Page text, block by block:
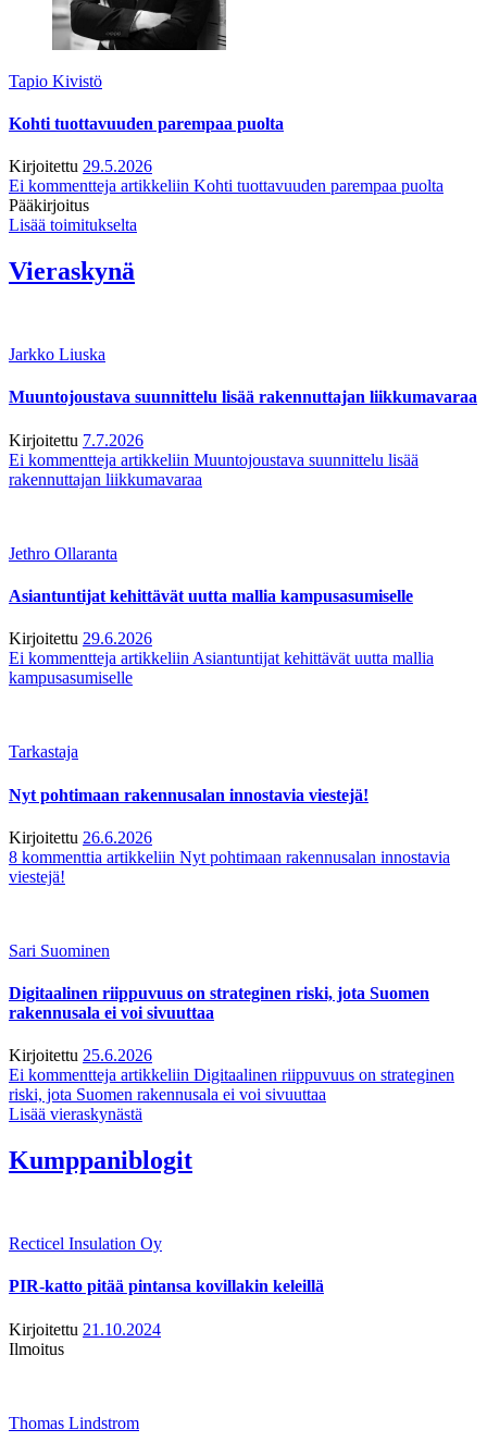
Tapio Kivistö
Kohti tuottavuuden parempaa puolta
Kirjoitettu 29.5.2026
Ei kommentteja artikkeliin Kohti tuottavuuden parempaa puolta
Pääkirjoitus
Lisää toimitukselta
Vieraskynä
Jarkko Liuska
Muuntojoustava suunnittelu lisää rakennuttajan liikkumavaraa
Kirjoitettu 7.7.2026
Ei kommentteja artikkeliin Muuntojoustava suunnittelu lisää
rakennuttajan liikkumavaraa
Jethro Ollaranta
Asiantuntijat kehittävät uutta mallia kampusasumiselle
Kirjoitettu 29.6.2026
Ei kommentteja artikkeliin Asiantuntijat kehittävät uutta mallia
kampusasumiselle
Tarkastaja
Nyt pohtimaan rakennusalan innostavia viestejä!
Kirjoitettu 26.6.2026
8 kommenttia artikkeliin Nyt pohtimaan rakennusalan innostavia
viestejä!
Sari Suominen
Digitaalinen riippuvuus on strateginen riski, jota Suomen
rakennusala ei voi sivuuttaa
Kirjoitettu 25.6.2026
Ei kommentteja artikkeliin Digitaalinen riippuvuus on strateginen
riski, jota Suomen rakennusala ei voi sivuuttaa
Lisää vieraskynästä
Kumppaniblogit
Recticel Insulation Oy
PIR-katto pitää pintansa kovillakin keleillä
Kirjoitettu 21.10.2024
Ilmoitus
Thomas Lindstrom